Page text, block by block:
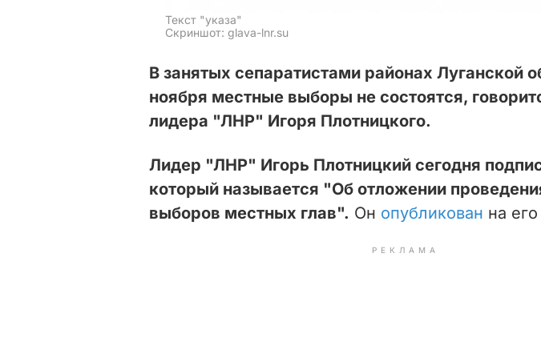
Текст "указа"
Скриншот: glava-lnr.su
В занятых сепаратистами районах Луганской
ноября местные выборы не состоятся,
лидера "ЛНР" Игоря Плотницкого.
Лидер "ЛНР" Игорь Плотницкий сегодня
который называется "Об отложении
выборов местных глав". Он опубликован на
РЕКЛАМА